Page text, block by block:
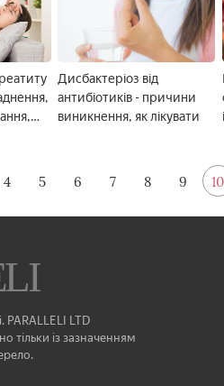
Дисбактеріоз від
антибіотиків - причини
виникнення, як лікувати
4 5 6 7 8 9 10
PARALLELI LTD
тільки із зазначенням